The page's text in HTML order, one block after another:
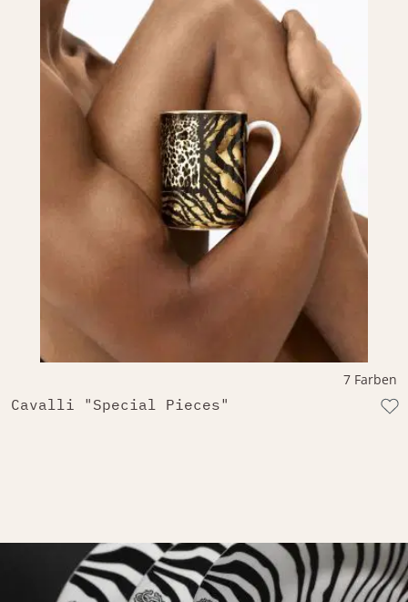
7 Farben
Cavalli "Special Pieces"